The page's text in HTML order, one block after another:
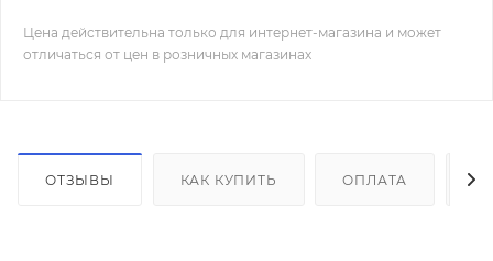
Цена действительна только для интернет-магазина и может
отличаться от цен в розничных магазинах
ОТЗЫВЫ КАК КУПИТЬ ОПЛАТА